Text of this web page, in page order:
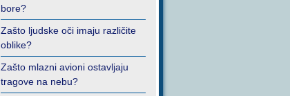
bore?
Zašto ljudske oči imaju različite
oblike?
Zašto mlazni avioni ostavljaju
tragove na nebu?